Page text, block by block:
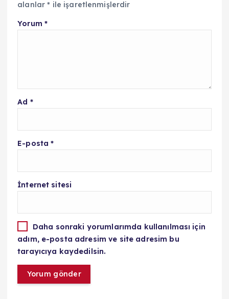
alanlar* ile işaretlenmişlerdir
Yorum *
Ad *
E-posta*
İnternet sitesi
Daha sonraki yorumlarımda kullanılması için
adım, e-posta adresim ve site adresim bu
tarayıcıya kaydedilsin.